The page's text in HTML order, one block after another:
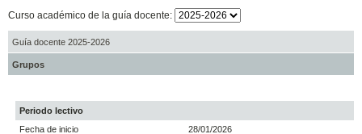
Curso académico de la guía docente:
Guía docente 2025-2026
Grupos
Periodo lectivo
Fecha de inicio
28/01/2026